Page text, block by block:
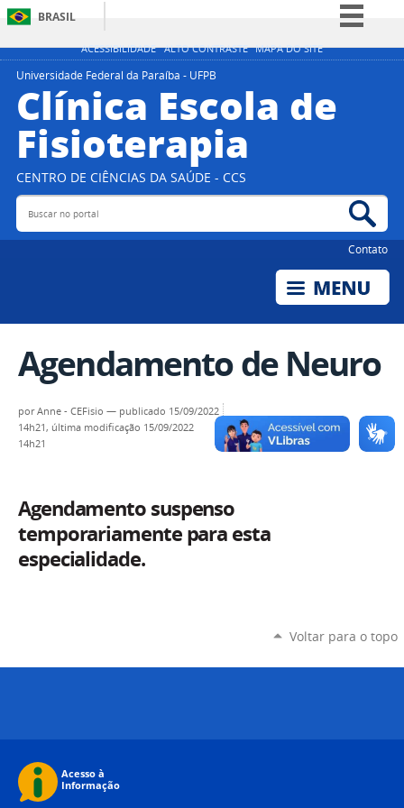
ACESSIBILIDADE ALTO CONTRASTE MAPA DO SITE
BRASIL
Simplifique!
Participe
Universidade Federal da Paraíba - UFPB
Clínica Escola de
Fisioterapia
CENTRO DE CIÊNCIAS DA SAÚDE - CCS
Buscar no portal
Contato
Agendamento de Neuro
porAnne - CEFisio — publicado 15/09/2022
14h21, última modificação 15/09/2022
14h21
Agendamento suspenso
temporariamente para esta
especialidade.
Voltar para o topo